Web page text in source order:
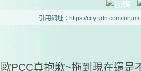
引用網址：https://city.udn.com/
歐PCC真抱歉~拖到現在還